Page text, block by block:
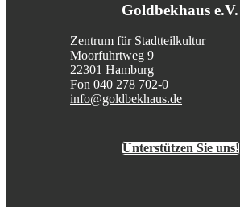
Goldbekhaus e.V.
Zentrum für Stadtteilkultur
Moorfuhrtweg 9
22301 Hamburg
Fon 040 278 702-0
info@goldbekhaus.de
Unterstützen Sie uns!